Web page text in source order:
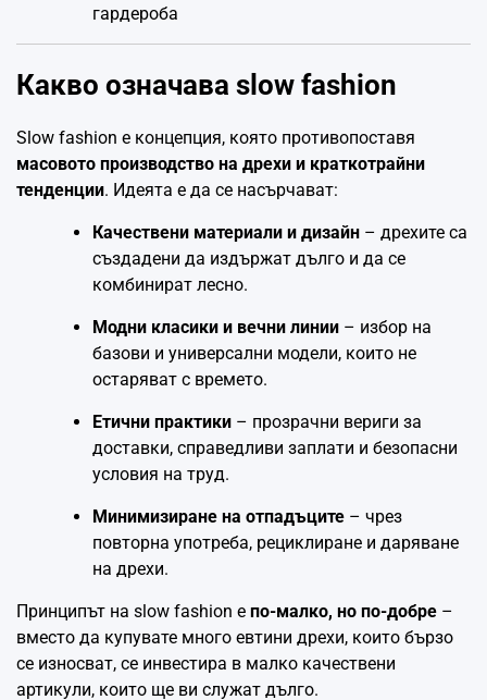
гардероба
Какво означава slow fashion
Slow fashion е концепция, която противопоставя
масовото производство на дрехи и краткотрайни
тенденции. Идеята е да се насърчават:
Качествени материали и дизайн – дрехите са
създадени да издържат дълго и да се
комбинират лесно.
Модни класики и вечни линии – избор на
базови и универсални модели, които не
остаряват с времето.
Етични практики – прозрачни вериги за
доставки, справедливи заплати и безопасни
условия на труд.
Минимизиране на отпадъците – чрез
повторна употреба, рециклиране и даряване
на дрехи.
Принципът на slow fashion е по-малко, но по-добре –
вместо да купувате много евтини дрехи, които бързо
се износват, се инвестира в малко качествени
артикули, които ще ви служат дълго.